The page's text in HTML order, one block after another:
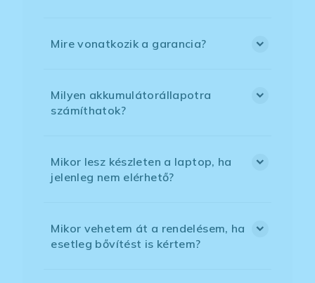
Mire vonatkozik a garancia?
Milyen akkumulátorállapotra
számíthatok?
Mikor lesz készleten a laptop, ha
jelenleg nem elérhető?
Mikor vehetem át a rendelésem, ha
esetleg bővítést is kértem?